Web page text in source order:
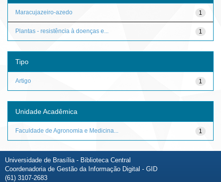
1
Maracujazeiro-azedo
1
Plantas - resistência à doenças e...
Tipo
1
Artigo
Unidade Acadêmica
1
Faculdade de Agronomia e Medicina...
Universidade de Brasília - Biblioteca Central
Coordenadoria de Gestão da Informação Digital - GID
(61) 3107-2683